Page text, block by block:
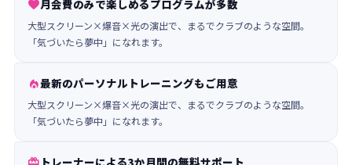
月会費のみで楽しめるプログラムが多数
大型スクリーン×爆音×光の演出で、まるでクラブのような空間。
「気づいたら夢中」になれます。
最新のパーソナルトレーニングもご用意
大型スクリーン×爆音×光の演出で、まるでクラブのような空間。
「気づいたら夢中」になれます。
トレーナーによる3か月間の無料サポート